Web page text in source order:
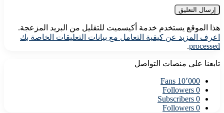
هذا الموقع يستخدم خدمة أكيسميت للتقليل من البريد المزعجة.
اعرف المزيد عن كيفية التعامل مع بيانات التعليقات الخاصة بك
processed
.
تابعنا على منصات التواصل
10٬000 Fans
0
Followers
0
Subscribers
0
Followers